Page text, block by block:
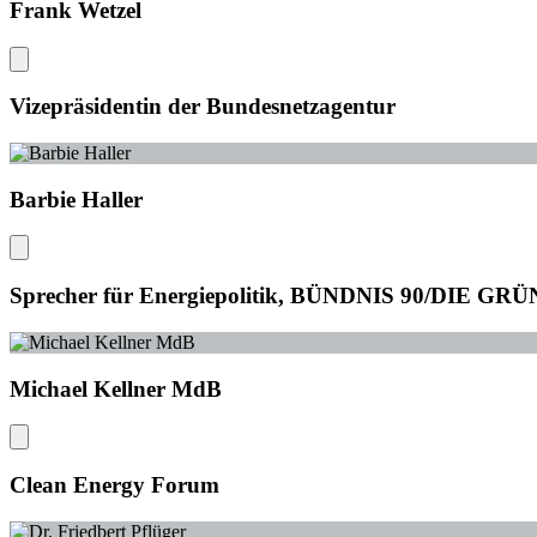
Frank Wetzel
Vizepräsidentin der Bundesnetzagentur
Barbie Haller
Sprecher für Energiepolitik, BÜNDNIS 90/DIE
Michael Kellner MdB
Clean Energy Forum